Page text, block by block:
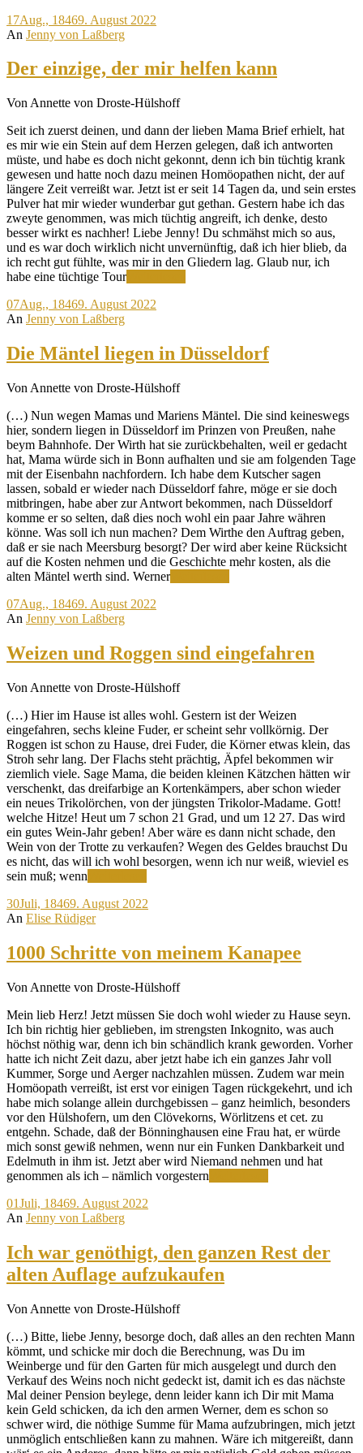
17Aug., 18469. August 2022
An Jenny von Laßberg
Der einzige, der mir helfen kann
Von Annette von Droste-Hülshoff
Seit ich zuerst deinen, und dann der lieben Mama Brief erhielt, hat
es mir wie ein Stein auf dem Herzen gelegen, daß ich antworten
müste, und habe es doch nicht gekonnt, denn ich bin tüchtig krank
gewesen und hatte noch dazu meinen Homöopathen nicht, der auf
längere Zeit verreißt war. Jetzt ist er seit 14 Tagen da, und sein erstes
Pulver hat mir wieder wunderbar gut gethan. Gestern habe ich das
zweyte genommen, was mich tüchtig angreift, ich denke, desto
besser wirkt es nachher! Liebe Jenny! Du schmähst mich so aus,
und es war doch wirklich nicht unvernünftig, daß ich hier blieb, da
ich recht gut fühlte, was mir in den Gliedern lag. Glaub nur, ich
habe eine tüchtige Tour
kann
07Aug., 18469. August 2022
An Jenny von Laßberg
Die Mäntel liegen in Düsseldorf
Von Annette von Droste-Hülshoff
(…) Nun wegen Mamas und Mariens Mäntel. Die sind keineswegs
hier, sondern liegen in Düsseldorf im Prinzen von Preußen, nahe
beym Bahnhofe. Der Wirth hat sie zurückbehalten, weil er gedacht
hat, Mama würde sich in Bonn aufhalten und sie am folgenden Tage
mit der Eisenbahn nachfordern. Ich habe dem Kutscher sagen
lassen, sobald er wieder nach Düsseldorf fahre, möge er sie doch
mitbringen, habe aber zur Antwort bekommen, nach Düsseldorf
komme er so selten, daß dies noch wohl ein paar Jahre währen
könne. Was soll ich nun machen? Dem Wirthe den Auftrag geben,
daß er sie nach Meersburg besorgt? Der wird aber keine Rücksicht
auf die Kosten nehmen und die Geschichte mehr kosten, als die
alten Mäntel werth sind. Werner
07Aug., 18469. August 2022
An Jenny von Laßberg
Weizen und Roggen sind eingefahren
Von Annette von Droste-Hülshoff
(…) Hier im Hause ist alles wohl. Gestern ist der Weizen
eingefahren, sechs kleine Fuder, er scheint sehr vollkörnig. Der
Roggen ist schon zu Hause, drei Fuder, die Körner etwas klein, das
Stroh sehr lang. Der Flachs steht prächtig, Äpfel bekommen wir
ziemlich viele. Sage Mama, die beiden kleinen Kätzchen hätten wir
verschenkt, das dreifarbige an Kortenkämpers, aber schon wieder
ein neues Trikolörchen, von der jüngsten Trikolor-Madame. Gott!
welche Hitze! Heut um 7 schon 21 Grad, und um 12 27. Das wird
ein gutes Wein-Jahr geben! Aber wäre es dann nicht schade, den
Wein von der Trotte zu verkaufen? Wegen des Geldes brauchst Du
es nicht, das will ich wohl besorgen, wenn ich nur weiß, wieviel es
sein muß; wenn
Roggen
30Juli, 18469. August 2022
An Elise Rüdiger
1000 Schritte von meinem Kanapee
Von Annette von Droste-Hülshoff
Mein lieb Herz! Jetzt müssen Sie doch wohl wieder zu Hause seyn.
Ich bin richtig hier geblieben, im strengsten Inkognito, was auch
höchst nöthig war, denn ich bin schändlich krank geworden. Vorher
hatte ich nicht Zeit dazu, aber jetzt habe ich ein ganzes Jahr voll
Kummer, Sorge und Aerger nachzahlen müssen. Zudem war mein
Homöopath verreißt, ist erst vor einigen Tagen rückgekehrt, und ich
habe mich solange allein durchgebissen – ganz heimlich, besonders
vor den Hülshofern, um den Clövekorns, Wörlitzens et cet. zu
entgehn. Schade, daß der Bönninghausen eine Frau hat, er würde
mich sonst gewiß nehmen, wenn nur ein Funken Dankbarkeit und
Edelmuth in ihm ist. Jetzt aber wird Niemand nehmen und hat
genommen als ich – nämlich vorgestern
01Juli, 18469. August 2022
An Jenny von Laßberg
Ich war genöthigt, den ganzen Rest der
alten Auflage aufzukaufen
Von Annette von Droste-Hülshoff
(…) Bitte, liebe Jenny, besorge doch, daß alles an den rechten Mann
kömmt, und schicke mir doch die Berechnung, was Du im
Weinberge und für den Garten für mich ausgelegt und durch den
Verkauf des Weins noch nicht gedeckt ist, damit ich es das nächste
Mal deiner Pension beylege, denn leider kann ich Dir mit Mama
kein Geld schicken, da ich den armen Werner, dem es schon so
schwer wird, die nöthige Summe für Mama aufzubringen, mich jetzt
unmöglich entschließen kann zu mahnen. Wäre ich mitgereißt, dann